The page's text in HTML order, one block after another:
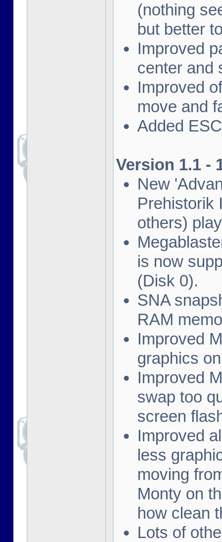
(nothing
but better
Improved
center and
Improved
move and
Added
Version 1.1 -
New
Prehistorik
others)
is now
(Disk 0).
SNA
RAM
Improved
graphics
Improved
swap too
screen
Improved
less
moving
Monty on
how clean
Lots of